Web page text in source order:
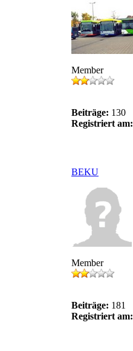
Member
Beiträge: 130
Registriert am:
BEKU
Member
Beiträge: 181
Registriert am: